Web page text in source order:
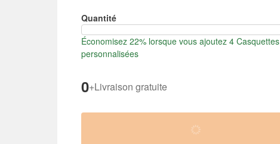
Quantité
Économisez 22% lorsque vous ajoutez 4 Casquettes
personnalisées
0+Livraison gratuite